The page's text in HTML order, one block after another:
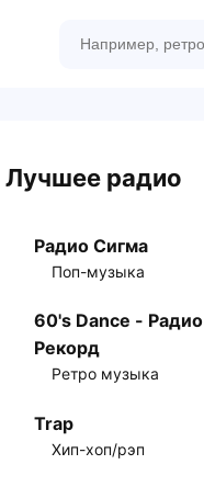
Лучшее радио
Радио Сигма
Поп-музыка
60's Dance - Радио
Рекорд
Ретро музыка
Trap
Хип-хоп/рэп